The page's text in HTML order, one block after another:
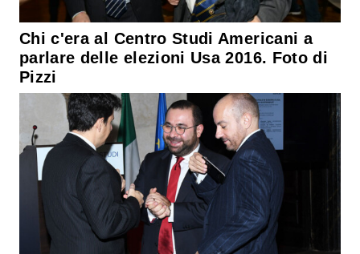
Chi c'era al Centro Studi Americani a
parlare delle elezioni Usa 2016. Foto di
Pizzi